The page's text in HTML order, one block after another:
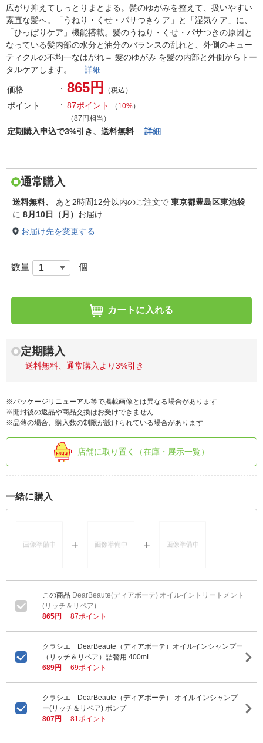
広がり抑えてしっとりまとまる。髪のゆがみを整えて、扱いやすい
素直な髪へ。「うねり・くせ・パサつきケア」と「湿気ケア」に、
「ひっぱりケア」機能搭載。髪のうねり・くせ・パサつきの原因と
なっている髪内部の水分と油分のバランスの乱れと、外側のキュー
ティクルの不均一なはがれ＝ 髪のゆがみ を髪の内部と外側からトー
タルケアします。 詳細
価格 865円 （税込）
ポイント 87ポイント （ 10%）
（87円相当）
定期購入申込で3%引き、送料無料 詳細
通常購入
送料無料、 あと 2時間12分以内のご注文で 東京都豊島区東池袋
に 8月10日（月） お届け
お届け先を変更する
数量 個
カートに入れる
定期購入
送料無料、通常購入より3%引き
※パッケージリニューアル等で掲載画像とは異なる場合があります
※開封後の返品や商品交換はお受けできません
※品薄の場合、購入数の制限が設けられている場合があります
店舗に取り置く（在庫・展示一覧）
一緒に購入
DearBeaute(ディアボーテ) オイルイントリートメント
(リッチ＆リペア)
865円
87ポイント
クラシエ DearBeaute（ディアボーテ）オイルインシャンプー
（リッチ＆リペア）詰替用 400mL
689円
69ポイント
クラシエ DearBeaute（ディアボーテ） オイルインシャンプ
ー(リッチ＆リペア) ポンプ
807円
81ポイント